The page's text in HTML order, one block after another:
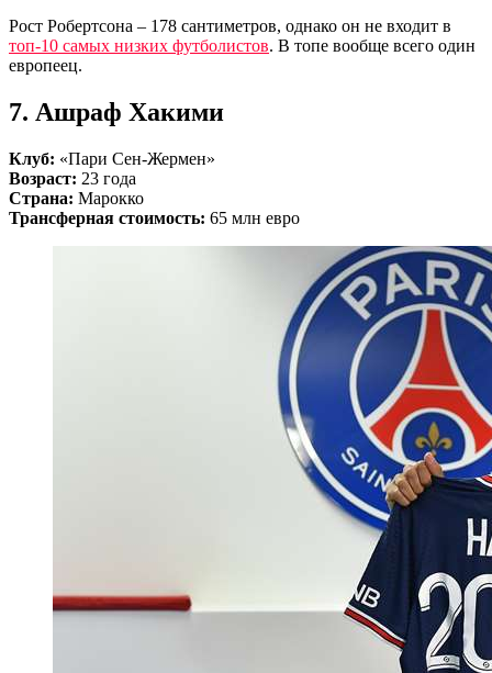
Рост Робертсона – 178 сантиметров, однако он не входит в
топ-10 самых низких футболистов. В топе вообще всего один
европеец.
7. Ашраф Хакими
Клуб: «Пари Сен-Жермен»
Возраст: 23 года
Страна: Марокко
Трансферная стоимость: 65 млн евро